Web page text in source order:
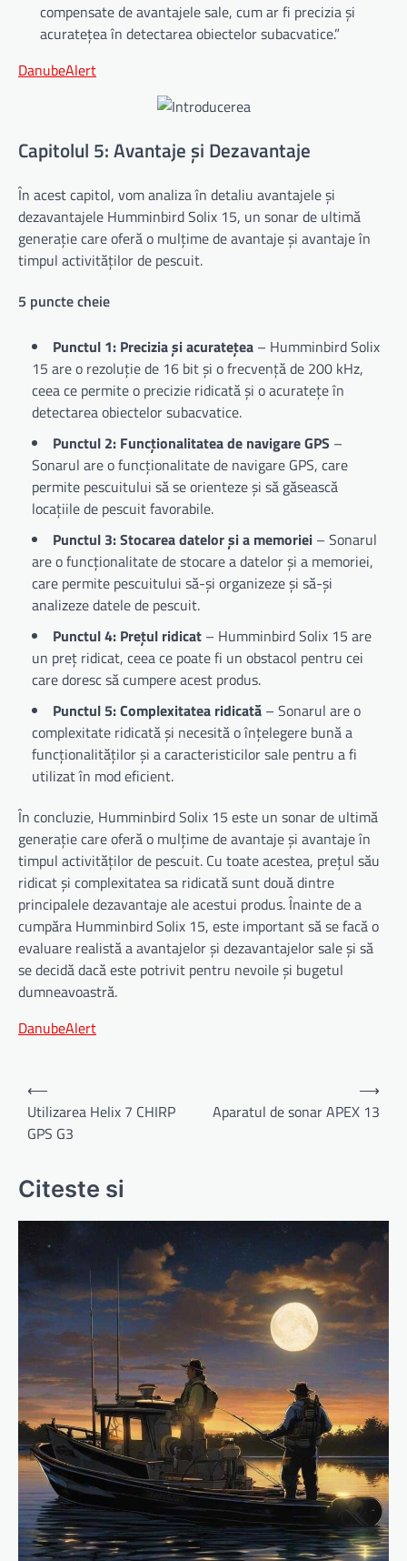
compensate de avantajele sale, cum ar fi precizia și
acuratețea în detectarea obiectelor subacvatice.”
DanubeAlert
Capitolul 5: Avantaje și Dezavantaje
În acest capitol, vom analiza în detaliu avantajele și
dezavantajele Humminbird Solix 15, un sonar de ultimă
generație care oferă o mulțime de avantaje și avantaje în
timpul activităților de pescuit.
5 puncte cheie
Punctul 1: Precizia și acuratețea – Humminbird Solix
15 are o rezoluție de 16 bit și o frecvență de 200 kHz,
ceea ce permite o precizie ridicată și o acuratețe în
detectarea obiectelor subacvatice.
Punctul 2: Funcționalitatea de navigare GPS –
Sonarul are o funcționalitate de navigare GPS, care
permite pescuitului să se orienteze și să găsească
locațiile de pescuit favorabile.
Punctul 3: Stocarea datelor și a memoriei – Sonarul
are o funcționalitate de stocare a datelor și a memoriei,
care permite pescuitului să-și organizeze și să-și
analizeze datele de pescuit.
Punctul 4: Prețul ridicat – Humminbird Solix 15 are
un preț ridicat, ceea ce poate fi un obstacol pentru cei
care doresc să cumpere acest produs.
Punctul 5: Complexitatea ridicată – Sonarul are o
complexitate ridicată și necesită o înțelegere bună a
funcționalităților și a caracteristicilor sale pentru a fi
utilizat în mod eficient.
În concluzie, Humminbird Solix 15 este un sonar de ultimă
generație care oferă o mulțime de avantaje și avantaje în
timpul activităților de pescuit. Cu toate acestea, prețul său
ridicat și complexitatea sa ridicată sunt două dintre
principalele dezavantaje ale acestui produs. Înainte de a
cumpăra Humminbird Solix 15, este important să se facă o
evaluare realistă a avantajelor și dezavantajelor sale și să
se decidă dacă este potrivit pentru nevoile și bugetul
dumneavoastră.
DanubeAlert
Navigare
în
articole
⟵
Utilizarea Helix 7 CHIRP
GPS G3
Aparatul de sonar APEX 13
⟶
Citeste si